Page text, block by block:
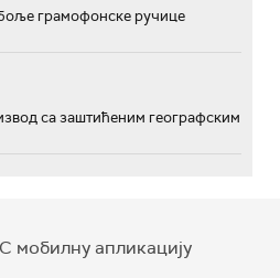
грамофонске ручице
са заштићеним географским
мобилну апликацију